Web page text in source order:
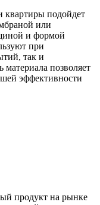
квартиры подойдет
или
и формой
при
так и
позволяет
эффективности
продукт на рынке